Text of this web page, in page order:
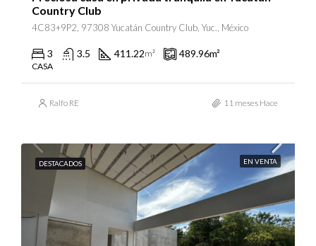
Country Club
4C83+9P2, 97308 Yucatán Country Club, Yuc., México
3 3.5 411.22m² 489.96m²
CASA
Ralfo RE 11 meses Hace
DESTACADOS EN VENTA